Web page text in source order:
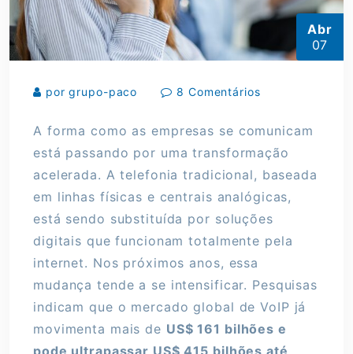
Abr
07
por grupo-paco 8 Comentários
A forma como as empresas se comunicam
está passando por uma transformação
acelerada. A telefonia tradicional, baseada
em linhas físicas e centrais analógicas,
está sendo substituída por soluções
digitais que funcionam totalmente pela
internet. Nos próximos anos, essa
mudança tende a se intensificar. Pesquisas
indicam que o mercado global de VoIP já
movimenta mais de US$ 161 bilhões e
pode ultrapassar US$ 415 bilhões até